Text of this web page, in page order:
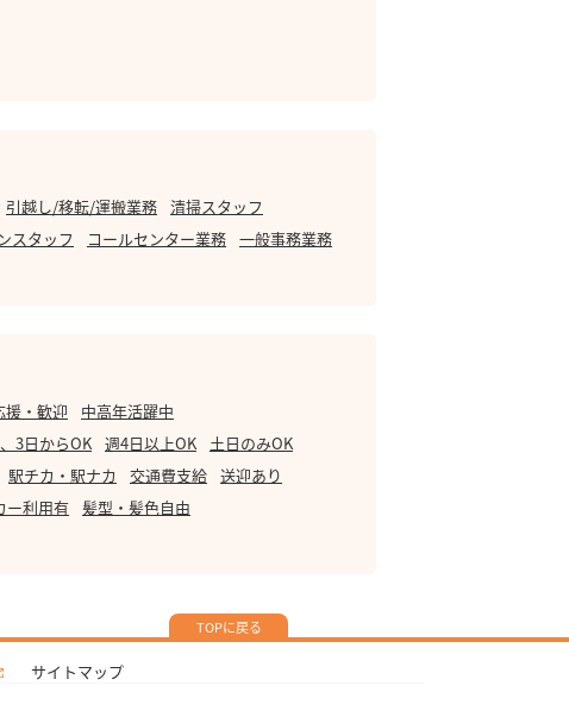
引越し/移転/運搬業務 清掃スタッフ
スタッフ コールセンター業務 一般事務業務
援・歓迎
中高年活躍中
3日からOK 週4日以上OK
土日のみOK
駅チカ・駅ナカ 交通費支給 送迎あり
ー利用有 髪型・髪色自由
TOPに戻る
サイトマップ